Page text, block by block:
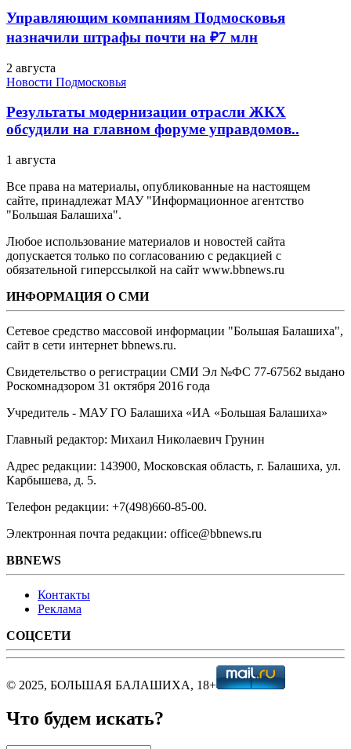
Управляющим компаниям Подмосковья
назначили штрафы почти на ₽7 млн
2 августа
Новости Подмосковья
Результаты модернизации отрасли ЖКХ
обсудили на главном форуме управдомов..
1 августа
Все права на материалы, опубликованные на настоящем
сайте, принадлежат МАУ "Информационное агентство
"Большая Балашиха".
Любое использование материалов и новостей сайта
допускается только по согласованию с редакцией с
обязательной гиперссылкой на сайт www.bbnews.ru
ИНФОРМАЦИЯ О СМИ
Сетевое средство массовой информации "Большая Балашиха",
сайт в сети интернет bbnews.ru.
Свидетельство о регистрации СМИ Эл №ФС ‎77-67562 выдано
Роскомнадзором 31 октября 2016 года
Учредитель - МАУ ГО Балашиха «ИА «Большая Балашиха»
Главный редактор: Михаил Николаевич Грунин
Адрес редакции: 143900, Московская область, г. Балашиха, ул.
Карбышева, д. 5.
Телефон редакции: +7(498)660-85-00.
Электронная почта редакции: office@bbnews.ru
BBNEWS
Контакты
Реклама
СОЦСЕТИ
© 2025, БОЛЬШАЯ БАЛАШИХА, 18+
Что будем искать?